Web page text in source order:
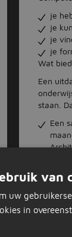
je
je
je
je
Wat
Een
staan.
Een
Een
Bij
van
uw
in